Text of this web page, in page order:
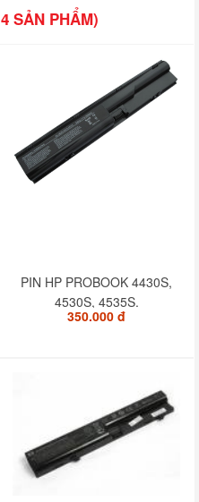
SẢN PHẨM)
PIN HP PROBOOK 4430S,
4530S, 4535S.
350.000 đ